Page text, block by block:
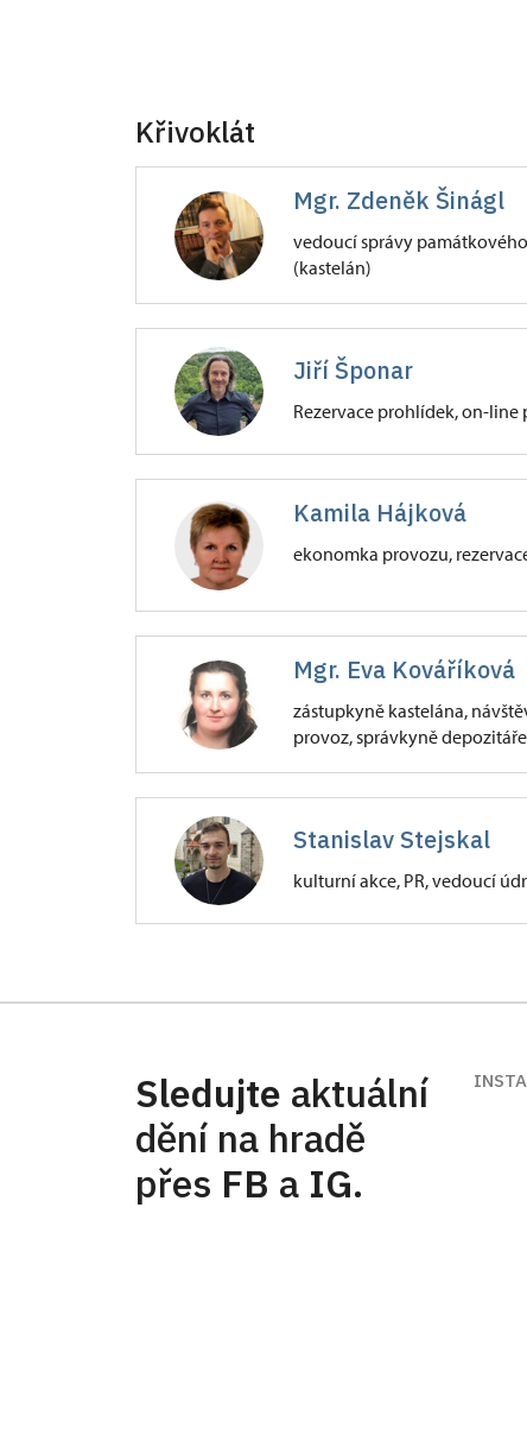
Křivoklát
Mgr. Zdeněk Šinágl
vedoucí správy
(kastelán)
47/, Křivoklát 47
Jiří Šponar
Rezervace prohlídek, on-line
47/, Křivoklát 47Kamila Hájková
ekonomka provozu,
47/, Křivoklát 47Mgr. Eva Kováříková
zástupkyně kastelána,
provoz, správkyně depozitáře
47/, Křivoklát 47Stanislav Stejskal
kulturní akce, PR, vedoucí
Sledujte aktuální
dění na hradě
přes FB a IG.